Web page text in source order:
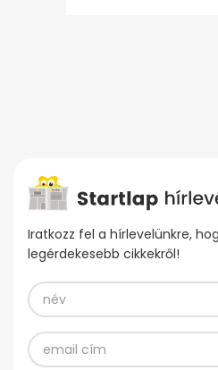
Iratkozz fel a hírlevelünkre,
legérdekesebb cikkekről!